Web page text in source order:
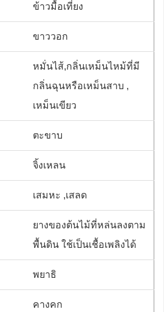
ข้าวมื้อเที่ยง
ขาววอก
หมั่นไส้,กลิ่นเหม็นไหม้ที่มี
กลิ่นฉุนหรือเหม็นสาบ ,
เหม็นเขียว
ตะขาบ
จิ้งเหลน
เสมหะ ,เสลด
ยางของต้นไม้ที่หล่นลงตาม
พื้นดิน ใช้เป็นเชื้อเพลิงได้
พยาธิ
คางคก